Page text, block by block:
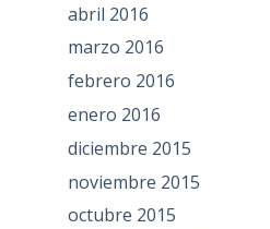
abril 2016
marzo 2016
febrero 2016
enero 2016
diciembre 2015
noviembre 2015
octubre 2015